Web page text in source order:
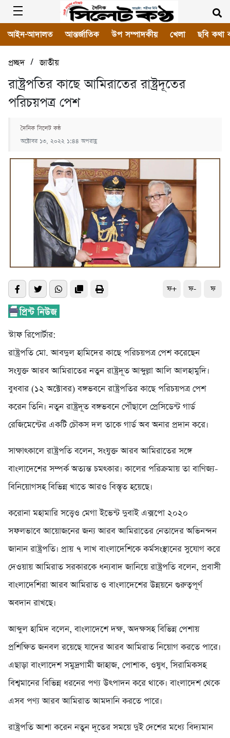
আইন-আদালত আন্তর্জাতিক উপ সম্পাদকীয় খেলা ছবি কথা
প্রচ্ছদ/জাতীয়
রাষ্ট্রপতির কাছে আমিরাতের রাষ্ট্রদূতের
পরিচয়পত্র পেশ
দৈনিক সিলেট কন্ঠ
অক্টোবর ১৩, ২০২২ ১:৪৪ অপরাহ্ণ
ফ+ ফ- ফ
স্টাফ রিপোর্টার:
রাষ্ট্রপতি মো. আবদুল হামিদের কাছে পরিচয়পত্র পেশ করেছেন
সংযুক্ত আরব আমিরাতের নতুন রাষ্ট্রদূত আব্দুল্লা আলি আলহামুদি।
বুধবার (১২ অক্টোবর) বঙ্গভবনে রাষ্ট্রপতির কাছে পরিচয়পত্র পেশ
করেন তিনি। নতুন রাষ্ট্রদূত বঙ্গভবনে পৌঁছালে প্রেসিডেন্ট গার্ড
রেজিমেন্টের একটি চৌকস দল তাকে গার্ড অব অনার প্রদান করে।
সাক্ষাৎকালে রাষ্ট্রপতি বলেন, সংযুক্ত আরব আমিরাতের সঙ্গে
বাংলাদেশের সম্পর্ক অত্যন্ত চমৎকার। কালের পরিক্রমায় তা বাণিজ্য-
বিনিয়োগসহ বিভিন্ন খাতে আরও বিস্তৃত হয়েছে।
করোনা মহামারি সত্ত্বেও মেগা ইভেন্ট দুবাই এক্সপো ২০২০
সফলভাবে আয়োজনের জন্য আরব আমিরাতের নেতাদের অভিনন্দন
জানান রাষ্ট্রপতি। প্রায় ৭ লাখ বাংলাদেশিকে কর্মসংস্থানের সুযোগ করে
দেওয়ায় আমিরাত সরকারকে ধন্যবাদ জানিয়ে রাষ্ট্রপতি বলেন, প্রবাসী
বাংলাদেশিরা আরব আমিরাত ও বাংলাদেশের উন্নয়নে গুরুত্বপূর্ণ
অবদান রাখছে।
আব্দুল হামিদ বলেন, বাংলাদেশে দক্ষ, অদক্ষসহ বিভিন্ন পেশায়
প্রশিক্ষিত জনবল রয়েছে যাদের আরব আমিরাত নিয়োগ করতে পারে।
এছাড়া বাংলাদেশ সমুদ্রগামী জাহাজ, পোশাক, ওষুধ, সিরামিকসহ
বিশ্বমানের বিভিন্ন ধরনের পণ্য উৎপাদন করে থাকে। বাংলাদেশ থেকে
এসব পণ্য আরব আমিরাত আমদানি করতে পারে।
রাষ্ট্রপতি আশা করেন নতুন দূতের সময়ে দুই দেশের মধ্যে বিদ্যমান